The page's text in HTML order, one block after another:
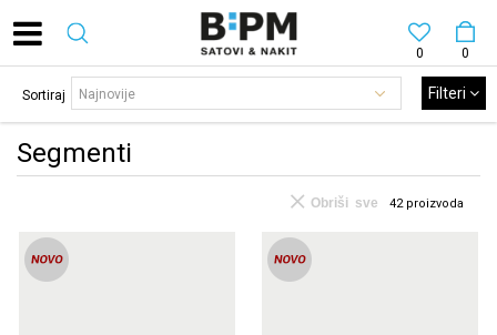
0
0
Segmenti
Sortiraj Filteri
42proizvoda
Obriši sve